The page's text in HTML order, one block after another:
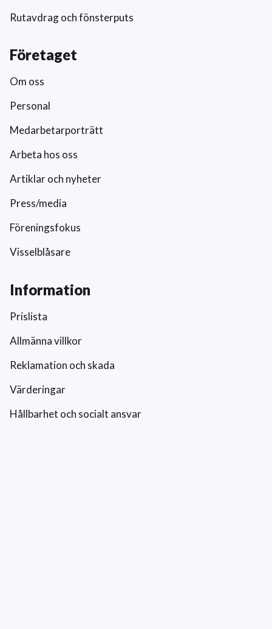
Rutavdrag och fönsterputs
Företaget
Om oss
Personal
Medarbetarporträtt
Arbeta hos oss
Artiklar och nyheter
Press/media
Föreningsfokus
Visselblåsare
Information
Prislista
Allmänna villkor
Reklamation och skada
Värderingar
Hållbarhet och socialt ansvar